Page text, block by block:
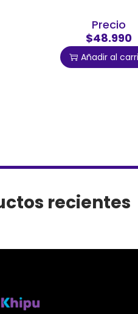
Precio
$48.990
Añadir al
recientes